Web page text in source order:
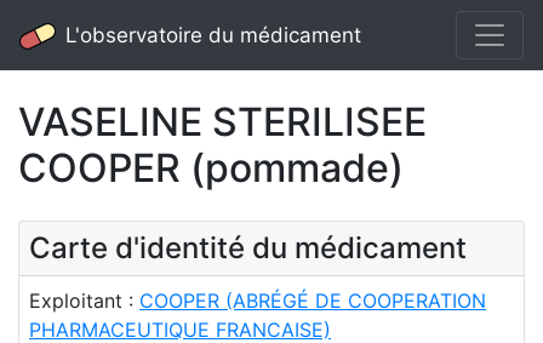
L'observatoire du médicament
VASELINE STERILISEE
COOPER (pommade)
Carte d'identité du médicament
Exploitant : COOPER (ABRÉGÉ DE COOPERATION
PHARMACEUTIQUE FRANCAISE)